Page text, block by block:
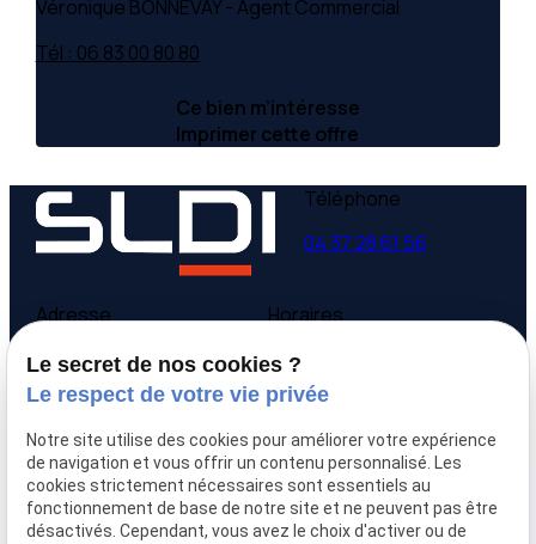
Véronique BONNEVAY - Agent Commercial
Tél : 06 83 00 80 80
Ce bien m’intéresse
Imprimer cette offre
Téléphone
04 37 28 61 56
Adresse
9 avenue Victor Hugo
69160 Tassin la Demi-
Lune
Horaires
Lundi - Vendredi
09:00-12:00,
Accueil
Qui sommes-nous
Nos biens
Le secret de nos cookies ?
Le respect de votre vie privée
Notre site utilise des cookies pour améliorer votre expérience
de navigation et vous offrir un contenu personnalisé. Les
cookies strictement nécessaires sont essentiels au
fonctionnement de base de notre site et ne peuvent pas être
désactivés. Cependant, vous avez le choix d'activer ou de